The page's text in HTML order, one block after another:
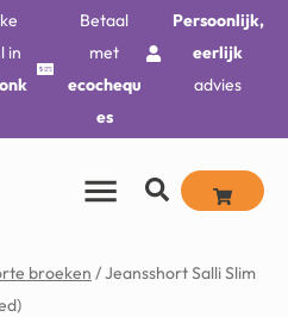
in
Betaal
met
ecochequ
es
Persoonlijk,
eerlijk
advies
broeken / Jeansshort Salli Slim